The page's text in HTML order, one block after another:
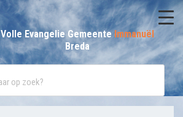
Volle Evangelie GemeenteImmanuël
Breda